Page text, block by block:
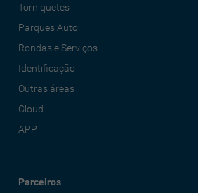
Torniquetes
Parques Auto
Rondas e Serviços
Identificação
Outras áreas
Cloud
APP
Parceiros